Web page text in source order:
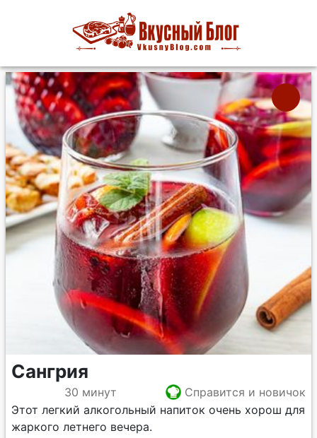
Сангрия
30 минут
Справится и новичок
Этот легкий алкогольный напиток очень хорош для
жаркого летнего вечера.